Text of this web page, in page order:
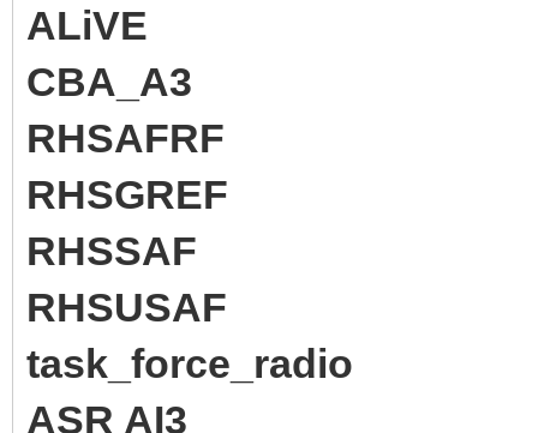
ALiVE
CBA_A3
RHSAFRF
RHSGREF
RHSSAF
RHSUSAF
task_force_radio
ASR AI3